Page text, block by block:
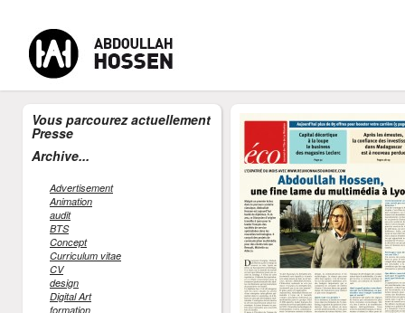
CV Abdoullah Hossen Formateur Digital -
Vous parcourez actuellement
Presse
Archive...
Advertisement
Animation
audit
BTS
Concept
Curriculum vitae
CV
design
Digital Art
formation